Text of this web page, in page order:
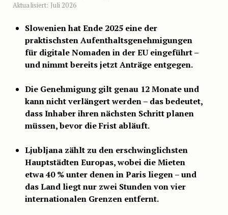
Aktualisiert: Juli 2026
Slowenien hat Ende 2025 eine der
praktischsten Aufenthaltsgenehmigungen
für digitale Nomaden in der EU eingeführt –
und nimmt bereits jetzt Anträge entgegen.
Die Genehmigung gilt genau 12 Monate und
kann nicht verlängert werden – das bedeutet,
dass Inhaber ihren nächsten Schritt planen
müssen, bevor die Frist abläuft.
Ljubljana zählt zu den erschwinglichsten
Hauptstädten Europas, wobei die Mieten
etwa 40 % unter denen in Paris liegen – und
das Land liegt nur zwei Stunden von vier
internationalen Grenzen entfernt.